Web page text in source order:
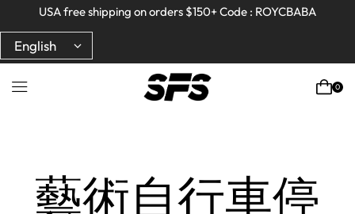
Full refund on any products!
USA free shipping on orders $150+ Code : ROYCBABA
Full refund on any products!
USA free shipping on orders $150+ Code : ROYCBABA
0
藝術自行車停